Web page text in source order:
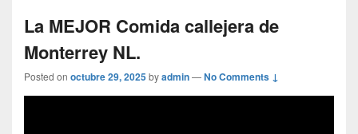
La MEJOR Comida callejera de
Monterrey NL.
Posted on octubre 29, 2025byadmin—No Comments ↓